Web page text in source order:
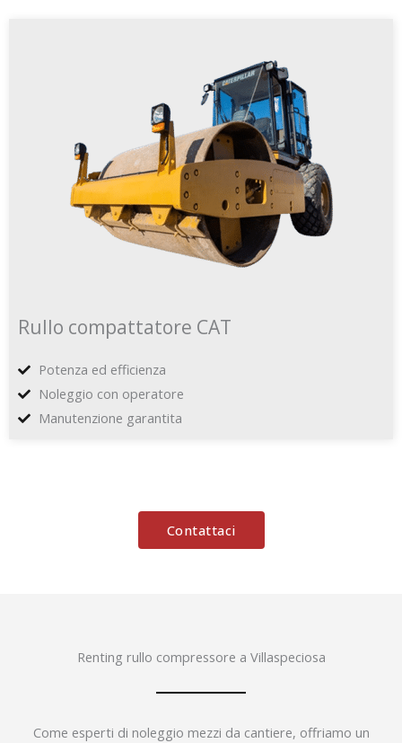
Rullo compattatore CAT
Potenza ed efficienza
Noleggio con operatore
Manutenzione garantita
Contattaci
Renting rullo compressore a Villaspeciosa
Come esperti di noleggio mezzi da cantiere, offriamo un